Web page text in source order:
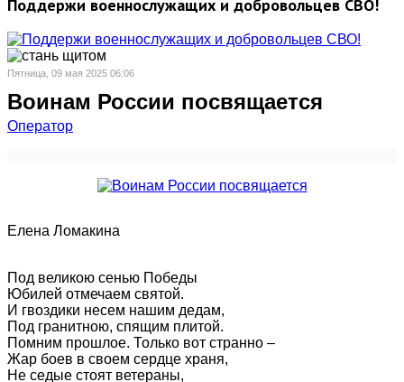
Поддержи военнослужащих и добровольцев СВО!
Пятница, 09 мая 2025 06:06
Воинам России посвящается
Оператор
Елена Ломакина
Под великою сенью Победы
Юбилей отмечаем святой.
И гвоздики несем нашим дедам,
Под гранитною, спящим плитой.
Помним прошлое. Только вот странно –
Жар боев в своем сердце храня,
Не седые стоят ветераны,